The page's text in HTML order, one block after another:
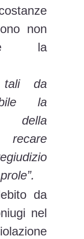
non
la
tali da
la
della
recare
da
nel